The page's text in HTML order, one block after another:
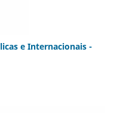
e Internacionais -